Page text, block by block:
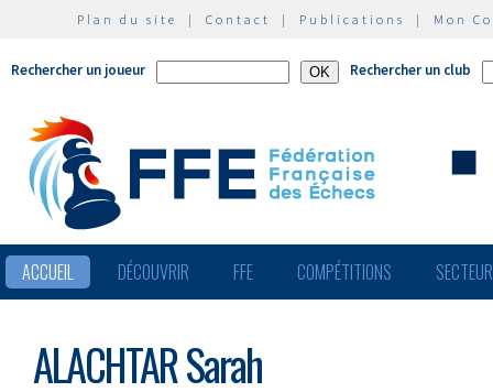
Plan du site | Contact | Publications | Mon
Rechercher un joueur Rechercher un club
ACCUEIL DÉCOUVRIR FFE COMPÉTITIONS
ALACHTAR Sarah